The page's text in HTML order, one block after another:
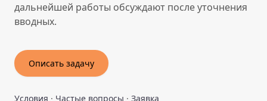
дальнейшей работы обсуждают после уточнения
вводных.
Описать задачу
Условия · Частые вопросы · Заявка